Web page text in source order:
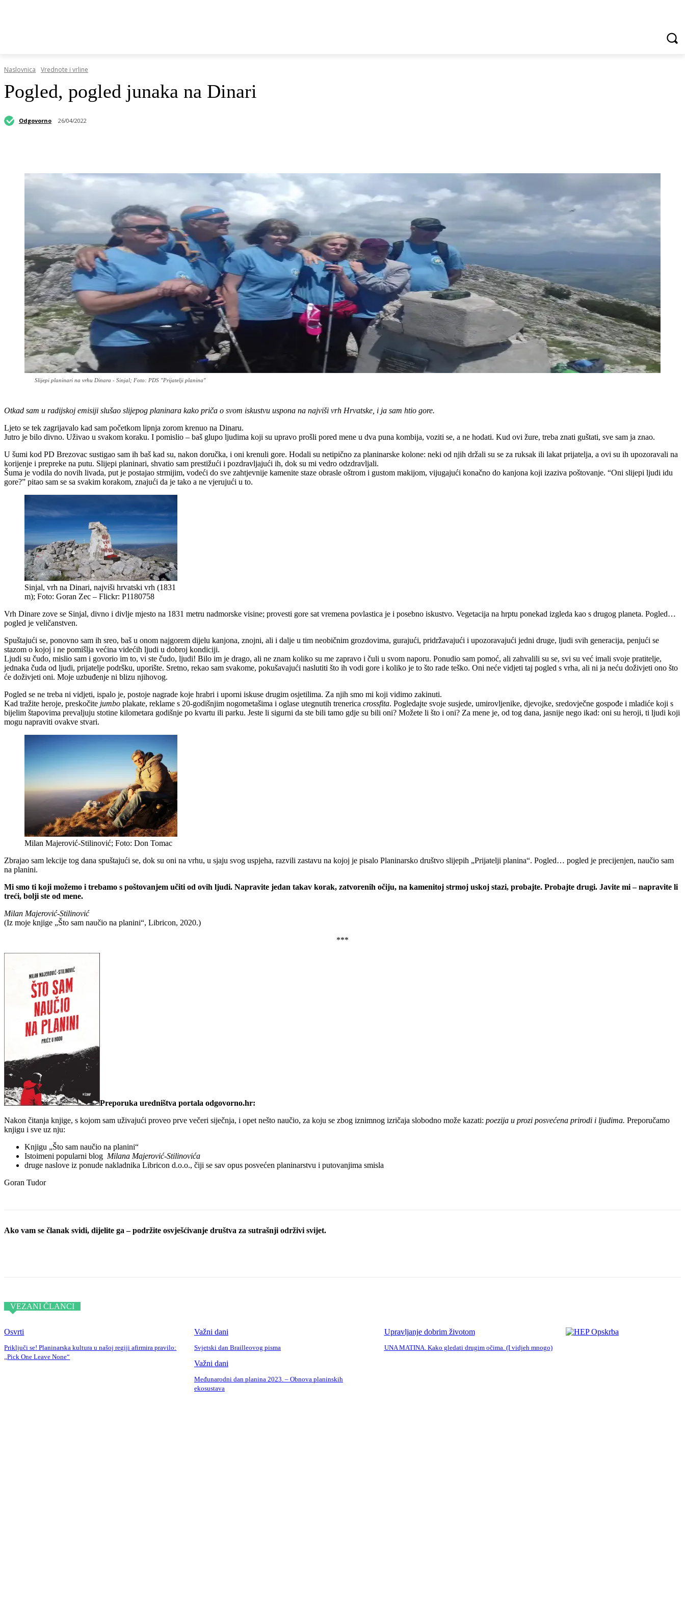
Naslovnica Vrednote i vrline
Pogled, pogled junaka na Dinari
Odgovorno 26/04/2022
Slijepi planinari na vrhu Dinara - Sinjal; Foto: PDS "Prijatelji planina"
Otkad sam u radijskoj emisiji slušao slijepog planinara kako priča o svom iskustvu uspona na najviši vrh Hrvatske, i ja sam htio gore.
Ljeto se tek zagrijavalo kad sam početkom lipnja zorom krenuo na Dinaru.
Jutro je bilo divno. Uživao u svakom koraku. I pomislio – baš glupo ljudima koji su upravo prošli pored mene u dva puna kombija, voziti se, a ne hodati. Kud ovi žure, treba znati guštati, sve sam ja znao.
U šumi kod PD Brezovac sustigao sam ih baš kad su, nakon doručka, i oni krenuli gore. Hodali su netipično za planinarske kolone: neki od njih držali su se za ruksak ili lakat prijatelja, a ovi su ih upozoravali na
korijenje i prepreke na putu. Slijepi planinari, shvatio sam prestižući i pozdravljajući ih, dok su mi vedro odzdravljali.
Šuma je vodila do novih livada, put je postajao strmijim, vodeći do sve zahtjevnije kamenite staze obrasle oštrom i gustom makijom, vijugajući konačno do kanjona koji izaziva poštovanje. “Oni slijepi ljudi idu
gore?” pitao sam se sa svakim korakom, znajući da je tako a ne vjerujući u to.
Sinjal, vrh na Dinari, najviši hrvatski vrh (1831
m); Foto: Goran Zec – Flickr: P1180758
Vrh Dinare zove se Sinjal, divno i divlje mjesto na 1831 metru nadmorske visine; provesti gore sat vremena povlastica je i posebno iskustvo. Vegetacija na hrptu ponekad izgleda kao s drugog planeta. Pogled…
pogled je veličanstven.
Spuštajući se, ponovno sam ih sreo, baš u onom najgorem dijelu kanjona, znojni, ali i dalje u tim neobičnim grozdovima, gurajući, pridržavajući i upozoravajući jedni druge, ljudi svih generacija, penjući se
stazom o kojoj i ne pomišlja većina videćih ljudi u dobroj kondiciji.
Ljudi su čudo, mislio sam i govorio im to, vi ste čudo, ljudi! Bilo im je drago, ali ne znam koliko su me zapravo i čuli u svom naporu. Ponudio sam pomoć, ali zahvalili su se, svi su već imali svoje pratitelje,
jednaka čuda od ljudi, prijatelje podršku, uporište. Sretno, rekao sam svakome, pokušavajući naslutiti što ih vodi gore i koliko je to što rade teško. Oni neće vidjeti taj pogled s vrha, ali ni ja neću doživjeti ono što
će doživjeti oni. Moje uzbuđenje ni blizu njihovog.
Pogled se ne treba ni vidjeti, ispalo je, postoje nagrade koje hrabri i uporni iskuse drugim osjetilima. Za njih smo mi koji vidimo zakinuti.
Kad tražite heroje, preskočite jumbo plakate, reklame s 20-godišnjim nogometašima i oglase utegnutih trenerica crossfita. Pogledajte svoje susjede, umirovljenike, djevojke, sredovječne gospođe i mladiće koji s
bijelim štapovima prevaljuju stotine kilometara godišnje po kvartu ili parku. Jeste li sigurni da ste bili tamo gdje su bili oni? Možete li što i oni? Za mene je, od tog dana, jasnije nego ikad: oni su heroji, ti ljudi koji
mogu napraviti ovakve stvari.
Milan Majerović-Stilinović; Foto: Don Tomac
Zbrajao sam lekcije tog dana spuštajući se, dok su oni na vrhu, u sjaju svog uspjeha, razvili zastavu na kojoj je pisalo Planinarsko društvo slijepih „Prijatelji planina“. Pogled… pogled je precijenjen, naučio sam
na planini.
Mi smo ti koji možemo i trebamo s poštovanjem učiti od ovih ljudi. Napravite jedan takav korak, zatvorenih očiju, na kamenitoj strmoj uskoj stazi, probajte. Probajte drugi. Javite mi – napravite li
treći, bolji ste od mene.
Milan Majerović-Stilinović
(Iz moje knjige „Što sam naučio na planini“, Libricon, 2020.)
***
Preporuka uredništva portala odgovorno.hr:
Nakon čitanja knjige, s kojom sam uživajući proveo prve večeri siječnja, i opet nešto naučio, za koju se zbog iznimnog izričaja slobodno može kazati: poezija u prozi posvećena prirodi i ljudima. Preporučamo
knjigu i sve uz nju:
Knjigu „Što sam naučio na planini“
Istoimeni popularni blog Milana Majerović-Stilinovića
druge naslove iz ponude nakladnika Libricon d.o.o., čiji se sav opus posvećen planinarstvu i putovanjima smisla
Goran Tudor
Ako vam se članak svidi, dijelite ga – podržite osvješćivanje društva za sutrašnji održivi svijet.
VEZANI ČLANCI
Osvrti
Priključi se! Planinarska kultura u našoj regiji afirmira pravilo:
„Pick One Leave None“
Važni dani
Svjetski dan Brailleovog pisma
Upravljanje dobrim životom
UNA MATINA. Kako gledati drugim očima. (I vidjeh mnogo)
Važni dani
Međunarodni dan planina 2023. – Obnova planinskih
ekosustava